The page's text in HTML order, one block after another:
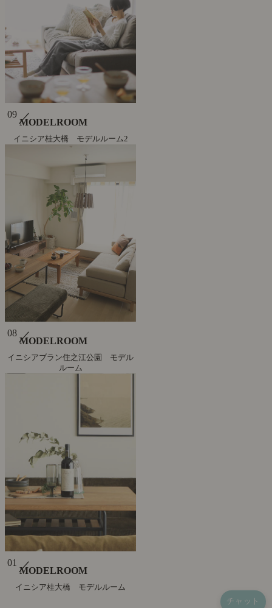
09 ／
MODELROOM
イニシア桂大橋 モデルルーム2
08 ／
MODELROOM
イニシアブラン住之江公園 モデル
ルーム
01 ／
MODELROOM
イニシア桂大橋 モデルルーム
チャット